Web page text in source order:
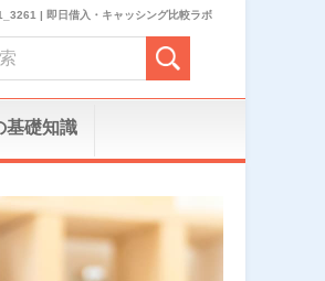
| 即日借入・キャッシング比較ラボ
基礎知識